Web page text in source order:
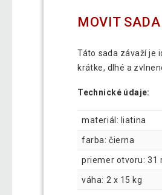
MOVIT
Táto sada závaží je
krátke, dlhé a
Technické údaje:
materiál: liatina
farba: čierna
priemer otvoru: 31
váha: 2 x 15 kg